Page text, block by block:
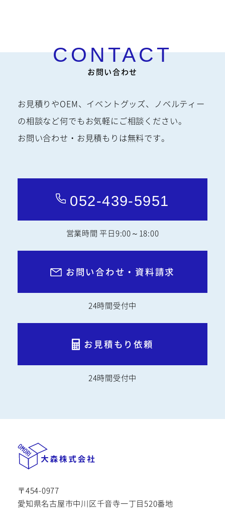
お問い合わせ
お見積りやOEM、イベントグッズ、ノベルティー
の相談など何でもお気軽にご相談ください。
お問い合わせ・お見積もりは無料です。
052-439-5951
営業時間 平日9:00～18:00
お問い合わせ・資料請求
24時間受付中
お見積もり依頼
24時間受付中
〒454-0977
愛知県名古屋市中川区千音寺一丁目520番地